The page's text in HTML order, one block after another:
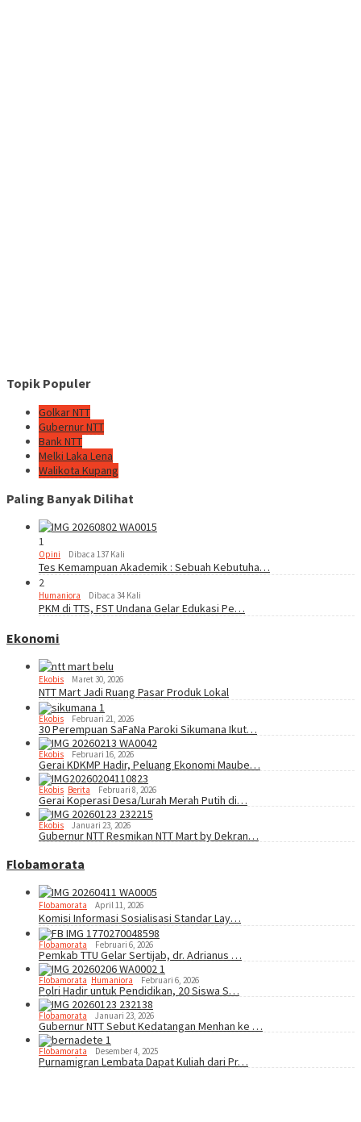
Topik Populer
Golkar NTT
Gubernur NTT
Bank NTT
Melki Laka Lena
Walikota Kupang
Paling Banyak Dilihat
1
Opini Dibaca 137 Kali
Tes Kemampuan Akademik : Sebuah Kebutuha…
2
Humaniora Dibaca 34 Kali
PKM di TTS, FST Undana Gelar Edukasi Pe…
Ekonomi
Ekobis Maret 30, 2026
NTT Mart Jadi Ruang Pasar Produk Lokal
Ekobis Februari 21, 2026
30 Perempuan SaFaNa Paroki Sikumana Ikut…
Ekobis Februari 16, 2026
Gerai KDKMP Hadir, Peluang Ekonomi Maube…
Ekobis Berita Februari 8, 2026
Gerai Koperasi Desa/Lurah Merah Putih di…
Ekobis Januari 23, 2026
Gubernur NTT Resmikan NTT Mart by Dekran…
Flobamorata
Flobamorata April 11, 2026
Komisi Informasi Sosialisasi Standar Lay…
Flobamorata Februari 6, 2026
Pemkab TTU Gelar Sertijab, dr. Adrianus …
Flobamorata Humaniora Februari 6, 2026
Polri Hadir untuk Pendidikan, 20 Siswa S…
Flobamorata Januari 23, 2026
Gubernur NTT Sebut Kedatangan Menhan ke …
Flobamorata Desember 4, 2025
Purnamigran Lembata Dapat Kuliah dari Pr…